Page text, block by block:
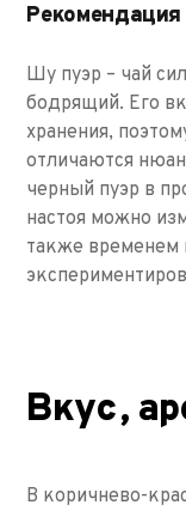
Рекомендация
Шу пуэр – чай
бодрящий. Его
хранения,
отличаются
черный пуэр в
настоя можно
также временем
Вкус,
В коричнево-